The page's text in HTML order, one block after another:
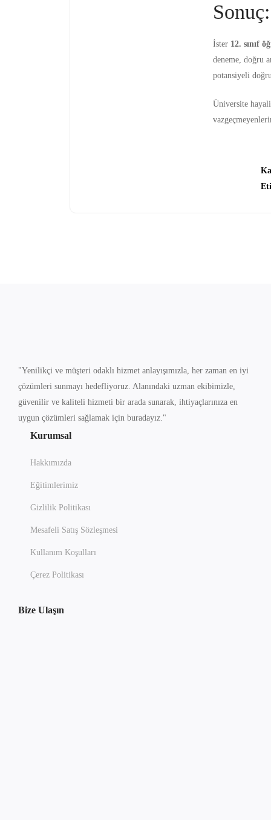
İster 12. sınıf
deneme, doğru
potansiyeli
Üniversite
"Yenilikçi ve müşteri odaklı hizmet anlayışımızla, her zaman en iyi
çözümleri sunmayı hedefliyoruz. Alanındaki uzman ekibimizle,
güvenilir ve kaliteli hizmeti bir arada sunarak, ihtiyaçlarınıza en
uygun çözümleri sağlamak için buradayız."
Kurumsal
Hakkımızda
Eğitimlerimiz
Gizlilik Politikası
Mesafeli Satış Sözleşmesi
Kullanım Koşulları
Çerez Politikası
Bize Ulaşın